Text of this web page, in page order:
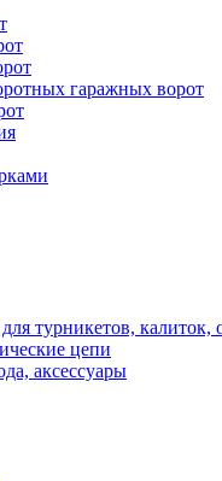
гаражных ворот
турникетов, калиток,
цепи
аксессуары